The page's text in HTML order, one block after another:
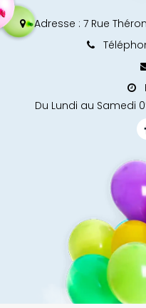
Adresse : 7 Rue
Du Lundi au Samedi